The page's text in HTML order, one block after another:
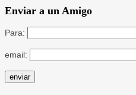
Enviar a un Amigo
Para:
email: